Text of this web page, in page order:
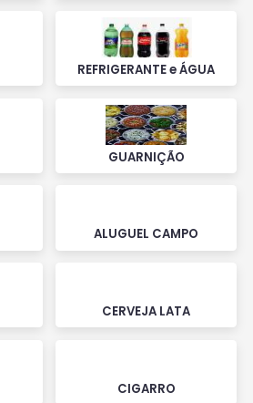
REFRIGERANTE e ÁGUA
GUARNIÇÃO
ALUGUEL CAMPO
CERVEJA LATA
CIGARRO